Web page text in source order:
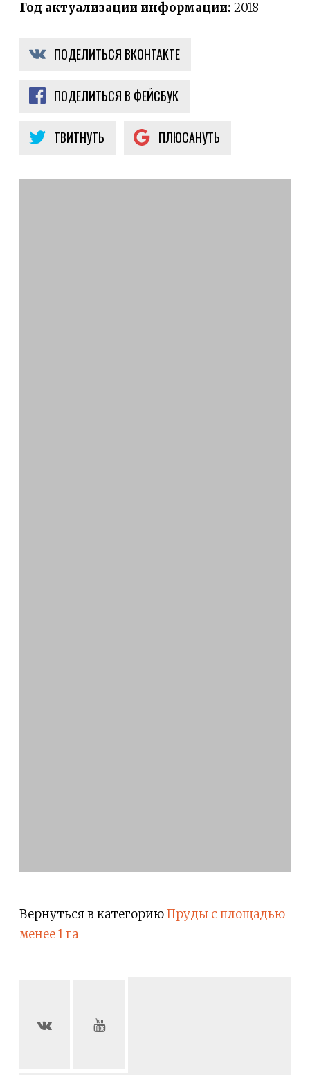
Год актуализации информации: 2018
ПОДЕЛИТЬСЯ ВКОНТАКТЕ
ПОДЕЛИТЬСЯ В ФЕЙСБУК
ТВИТНУТЬ ПЛЮСАНУТЬ
Вернуться в категориюПруды с площадью
менее 1 га